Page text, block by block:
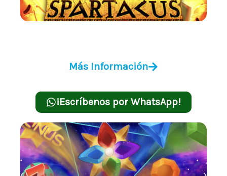
Más Información
¡Escríbenos por WhatsApp!